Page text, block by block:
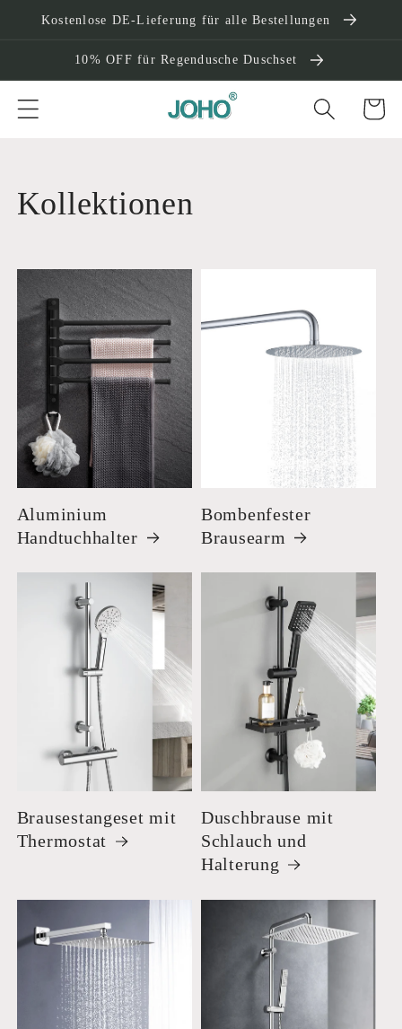
zum
Kostenlose DE-Lieferung für alle Bestellungen
10% OFF für Regendusche Duschset
Kollektionen
Aluminium
Handtuchhalter
Bombenfester
Brausearm
Brausestangeset mit
Thermostat
Duschbrause mit
Schlauch und
Halterung